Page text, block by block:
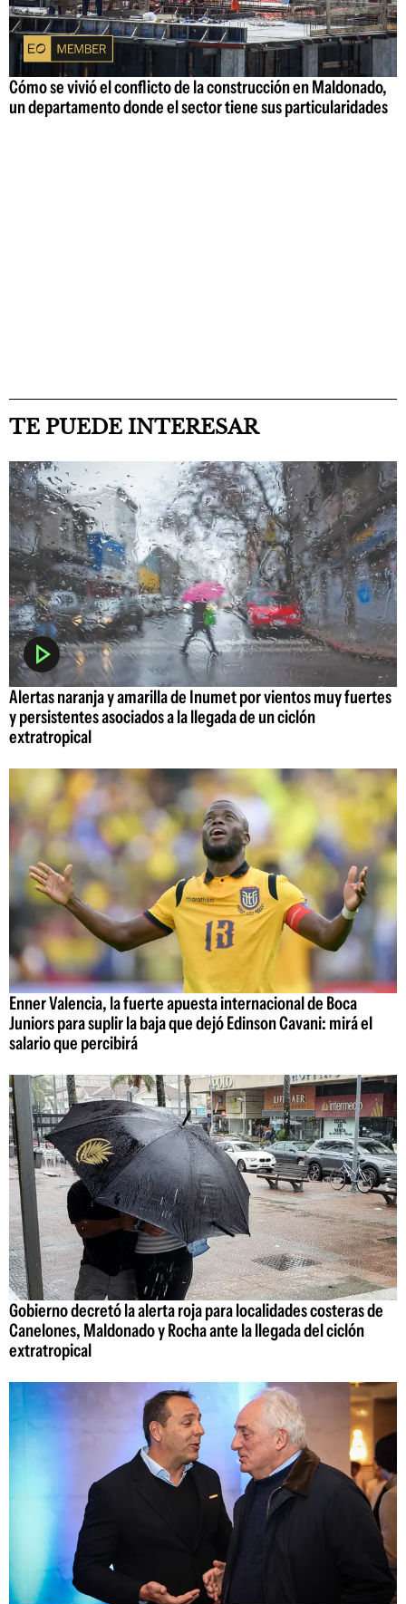
Cómo se vivió el conflicto de la construcción en Maldonado,
un departamento donde el sector tiene sus particularidades
TE PUEDE INTERESAR
Alertas naranja y amarilla de Inumet por vientos muy fuertes
y persistentes asociados a la llegada de un ciclón
extratropical
Enner Valencia, la fuerte apuesta internacional de Boca
Juniors para suplir la baja que dejó Edinson Cavani: mirá el
salario que percibirá
Gobierno decretó la alerta roja para localidades costeras de
Canelones, Maldonado y Rocha ante la llegada del ciclón
extratropical